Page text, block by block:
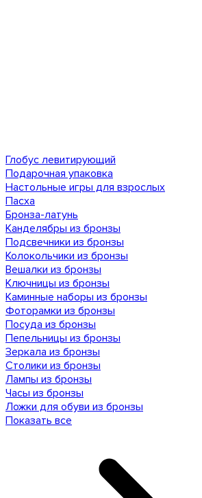
Глобус левитирующий
Подарочная упаковка
Настольные игры для взрослых
Пасха
Бронза-латунь
Канделябры из бронзы
Подсвечники из бронзы
Колокольчики из бронзы
Вешалки из бронзы
Ключницы из бронзы
Каминные наборы из бронзы
Фоторамки из бронзы
Посуда из бронзы
Пепельницы из бронзы
Зеркала из бронзы
Столики из бронзы
Лампы из бронзы
Часы из бронзы
Ложки для обуви из бронзы
Показать все